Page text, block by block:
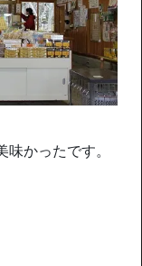
かったです。